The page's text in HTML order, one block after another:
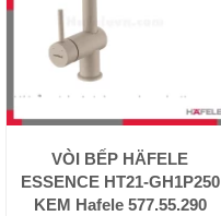
VÒI BẾP HÄFELE
ESSENCE HT21-GH1P250
KEM Hafele 577.55.290